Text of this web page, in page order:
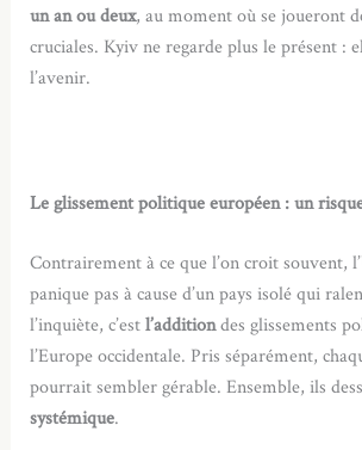
un an ou deux, au moment où se joueront
cruciales. Kyiv ne regarde plus le présent :
l’avenir.
Le glissement politique européen : un
Contrairement à ce que l’on croit souvent,
panique pas à cause d’un pays isolé qui
l’inquiète, c’estl’additiondes glissements
l’Europe occidentale. Pris séparément,
pourrait sembler gérable. Ensemble, ils
systémique.